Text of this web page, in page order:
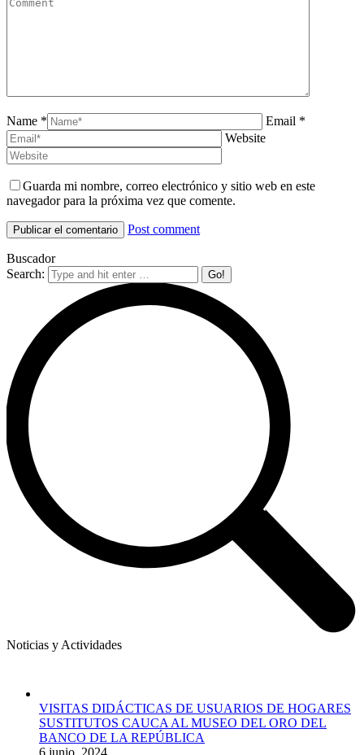
Name *
Email *
Website
Guarda mi nombre, correo electrónico y sitio web en este
navegador para la próxima vez que comente.
Post comment
Buscador
Search:
Noticias y Actividades
VISITAS DIDÁCTICAS DE USUARIOS DE HOGARES
SUSTITUTOS CAUCA AL MUSEO DEL ORO DEL
BANCO DE LA REPÚBLICA
6 junio, 2024